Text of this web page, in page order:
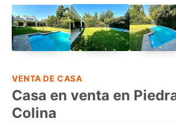
VENTA DE CASA
Casa en venta en
Colina